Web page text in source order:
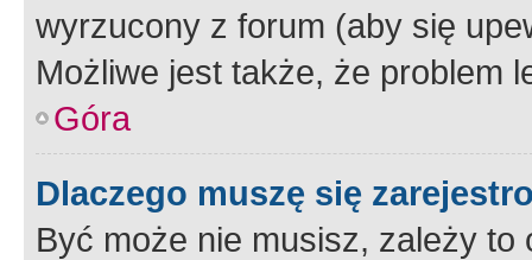
wyrzucony z forum (aby się
Możliwe jest także, że problem
Góra
Dlaczego muszę się
Być może nie musisz, zależy